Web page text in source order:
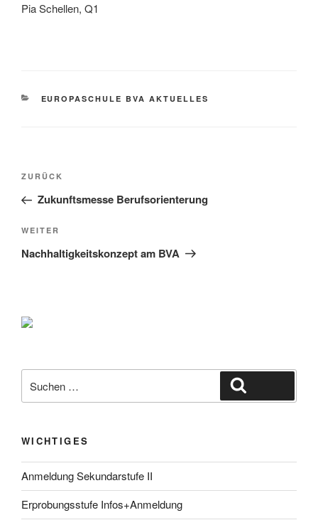
Pia Schellen, Q1
KATEGORIEN
EUROPASCHULE BVA AKTUELLES
Beitragsnavigation
Vorheriger
Beitrag
ZURÜCK
Zukunftsmesse Berufsorienterung
Nächster
Beitrag
WEITER
Nachhaltigkeitskonzept am BVA
nach:
WICHTIGES
Anmeldung Sekundarstufe II
Erprobungsstufe Infos+Anmeldung